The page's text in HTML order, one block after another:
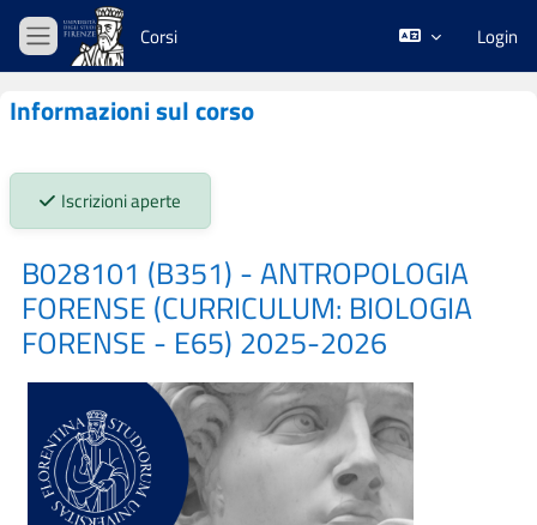
Vai al contenuto principale
Pannello laterale
Corsi Login
Informazioni sul corso
Stato iscrizioni:
Iscrizioni aperte
B028101 (B351) - ANTROPOLOGIA
FORENSE (CURRICULUM: BIOLOGIA
FORENSE - E65) 2025-2026